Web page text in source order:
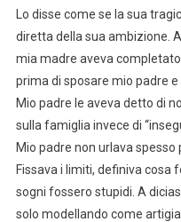
Lo disse come se la sua
diretta della sua ambizione.
mia madre aveva
prima di sposare mio padre
Mio padre le aveva detto di
sulla famiglia invece di
Mio padre non urlava spesso
Fissava i limiti, definiva cosa
sogni fossero stupidi. A
solo modellando come